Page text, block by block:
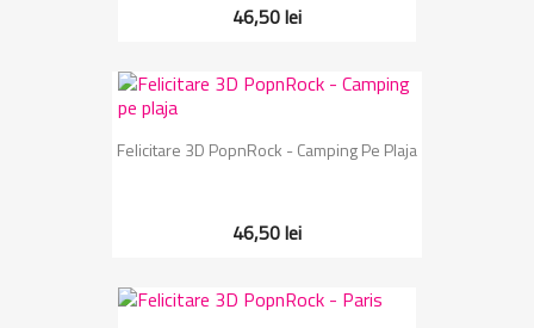
46,50 lei
Felicitare 3D PopnRock - Camping Pe Plaja
46,50 lei